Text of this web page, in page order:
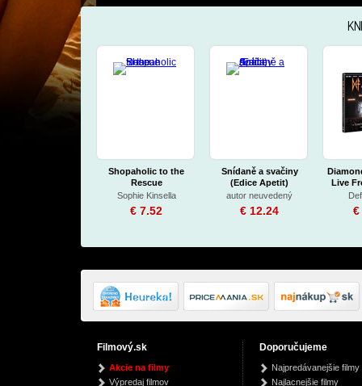
Shopaholic to the
Rescue
Sophie Kinsella
€ 7.52
Snídaně a svačiny
(Edice Apetit)
autor neuvedený
€ 12.24
Live
€
Bedtime Stories - The
Untold Chapter
Rusko-slovenský
slovensko-ruský
Filmový.sk
Akcie na filmy
Výpredaj filmov
Doporučujeme
Najpredávanejšie filmy
Najlacnejšie filmy